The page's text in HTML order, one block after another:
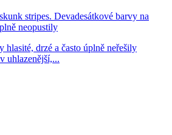
stripes. Devadesátkové barvy na
neopustily
hlasité, drzé a často úplně neřešily
uhlazenější,...